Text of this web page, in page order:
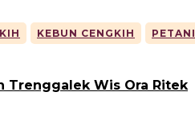
KEBUN CENGKIH PETANI
Trenggalek Wis Ora Ritek